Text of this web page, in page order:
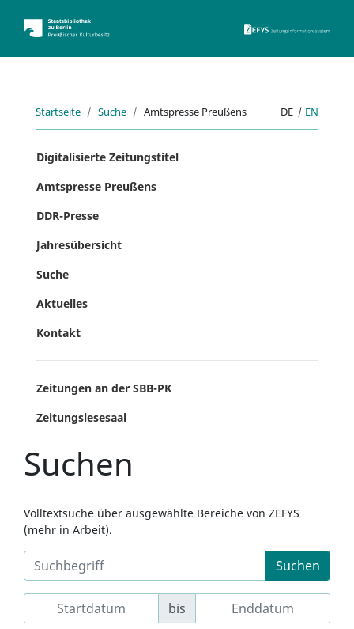
Startseite Suche Amtspresse Preußens DE | EN
Digitalisierte Zeitungstitel
Amtspresse Preußens
DDR-Presse
Jahresübersicht
Suche
Aktuelles
Kontakt
Zeitungen an der SBB-PK
Zeitungslesesaal
Suchen
Volltextsuche über ausgewählte Bereiche von ZEFYS
(mehr in Arbeit).
Suchen
bis